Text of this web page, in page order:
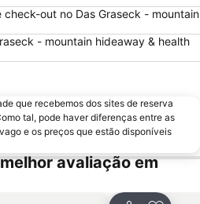
out no Das Graseck - mountain
- mountain hideaway & health
que recebemos dos sites de reserva
tal, pode haver diferenças entre as
e os preços que estão disponíveis
avaliação em